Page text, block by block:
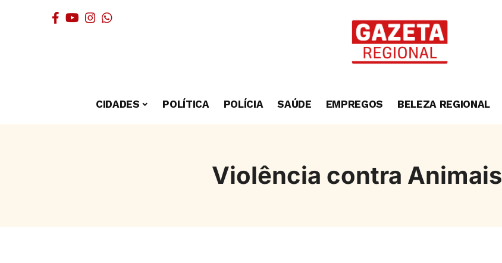
CIDADES POLÍTICA POLÍCIA SAÚDE EMPREGOS BELEZA REGIONAL
Violência contra Animais